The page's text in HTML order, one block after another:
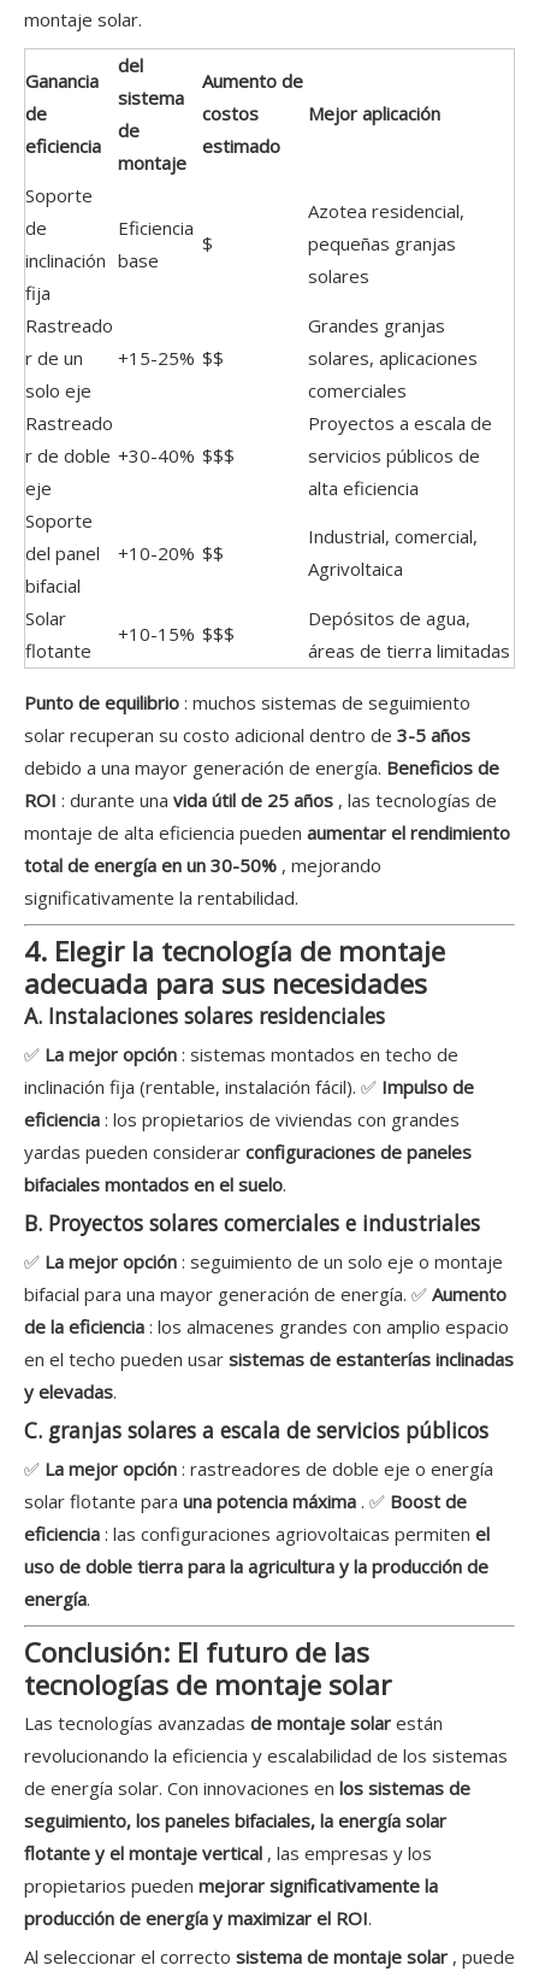
montaje solar.
Ganancia
de
eficiencia
del
sistema
de
montaje
Aumento de
costos
estimado
Mejor aplicación
Soporte
de
inclinación
fija
Eficiencia
base
$
Azotea residencial,
pequeñas granjas
solares
Rastreado
r de un
solo eje
+15-25% $$
Grandes granjas
solares, aplicaciones
comerciales
Rastreado
r de doble
eje
+30-40% $$$
Proyectos a escala de
servicios públicos de
alta eficiencia
Soporte
del panel
bifacial
+10-20% $$
Industrial, comercial,
Agrivoltaica
Solar
flotante
+10-15% $$$
Depósitos de agua,
áreas de tierra limitadas
Punto de equilibrio : muchos sistemas de seguimiento
solar recuperan su costo adicional dentro de 3-5 años
debido a una mayor generación de energía. Beneficios de
ROI : durante una vida útil de 25 años , las tecnologías de
montaje de alta eficiencia pueden aumentar el rendimiento
total de energía en un 30-50% , mejorando
significativamente la rentabilidad.
4. Elegir la tecnología de montaje
adecuada para sus necesidades
A. Instalaciones solares residenciales
✅ La mejor opción : sistemas montados en techo de
inclinación fija (rentable, instalación fácil). ✅ Impulso de
eficiencia : los propietarios de viviendas con grandes
yardas pueden considerar configuraciones de paneles
bifaciales montados en el suelo.
B. Proyectos solares comerciales e industriales
✅ La mejor opción : seguimiento de un solo eje o montaje
bifacial para una mayor generación de energía. ✅ Aumento
de la eficiencia : los almacenes grandes con amplio espacio
en el techo pueden usar sistemas de estanterías inclinadas
y elevadas.
C. granjas solares a escala de servicios públicos
✅ La mejor opción : rastreadores de doble eje o energía
solar flotante para una potencia máxima . ✅ Boost de
eficiencia : las configuraciones agriovoltaicas permiten el
uso de doble tierra para la agricultura y la producción de
energía.
Conclusión: El futuro de las
tecnologías de montaje solar
Las tecnologías avanzadas de montaje solar están
revolucionando la eficiencia y escalabilidad de los sistemas
de energía solar. Con innovaciones en los sistemas de
seguimiento, los paneles bifaciales, la energía solar
flotante y el montaje vertical , las empresas y los
propietarios pueden mejorar significativamente la
producción de energía y maximizar el ROI.
Al seleccionar el correcto sistema de montaje solar , puede